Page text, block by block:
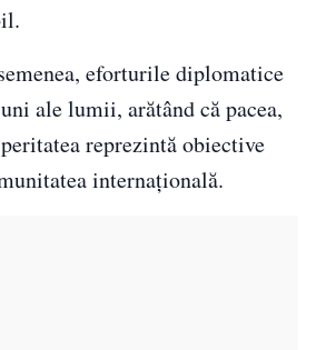
eforturile diplomatice
ale lumii, arătând că pacea,
reprezintă obiective
internațională.